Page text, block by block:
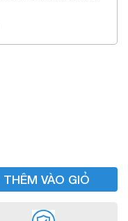
THÊM VÀO GIỎ